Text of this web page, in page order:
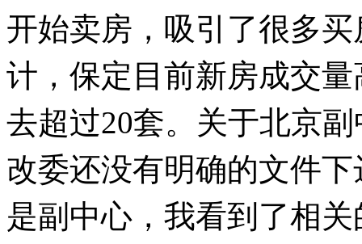
开始卖房，吸引了很多
计，保定目前新房成交
去超过20套。关于北京
改委还没有明确的文件
是副中心，我看到了相